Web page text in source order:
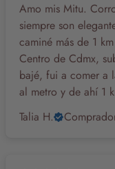
Amo mis Mitu.
siempre son
caminé más de 1
Centro de Cdmx,
bajé, fui a comer a
al metro y de ahí 1
Talia H.